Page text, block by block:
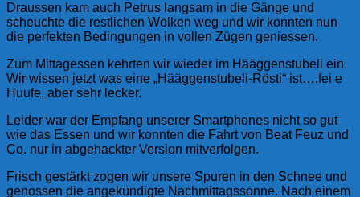
Draussen kam auch Petrus langsam in die Gänge und
scheuchte die restlichen Wolken weg und wir konnten nun
die perfekten Bedingungen in vollen Zügen geniessen.
Zum Mittagessen kehrten wir wieder im Hääggenstubeli ein.
Wir wissen jetzt was eine „Hääggenstubeli-Rösti“ ist….fei e
Huufe, aber sehr lecker.
Leider war der Empfang unserer Smartphones nicht so gut
wie das Essen und wir konnten die Fahrt von Beat Feuz und
Co. nur in abgehackter Version mitverfolgen.
Frisch gestärkt zogen wir unsere Spuren in den Schnee und
genossen die angekündigte Nachmittagssonne. Nach einem